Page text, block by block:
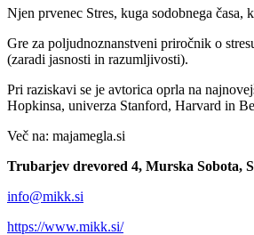
Njen prvenec Stres, kuga sodobnega
Gre za poljudnoznanstveni priročnik o
(zaradi jasnosti in razumljivosti).
Pri raziskavi se je avtorica oprla na
Hopkinsa, univerza Stanford, Harvard in
Več na: majamegla.si
Trubarjev drevored 4, Murska Sobota,
info@mikk.si
https://www.mikk.si/